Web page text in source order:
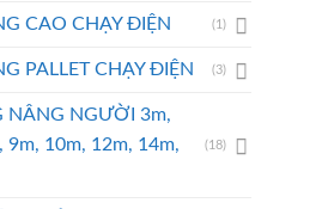
CAO CHẠY ĐIỆN (1)
PALLET CHẠY ĐIỆN (3)
NÂNG NGƯỜI 3m,
9m, 10m, 12m, 14m,
(18)